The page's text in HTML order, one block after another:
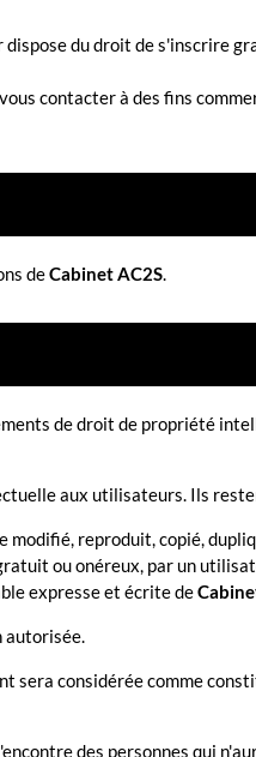
du droit de s'inscrire
contacter à des fins
deCabinet AC2S.
de droit de propriété
aux utilisateurs. Ils
reproduit, copié,
ou onéreux, par un
expresse et écrite de
autorisée.
sera considérée comme
des personnes qui